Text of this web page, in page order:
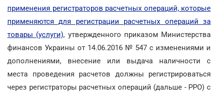
применения регистраторов расчетных операций, которые
применяются для регистрации расчетных операций за
товары (услуги), утвержденного приказом Министерства
финансов Украины от 14.06.2016 № 547 с изменениями и
дополнениями, внесение или выдача наличности с
места проведения расчетов должны регистрироваться
через регистраторы расчетных операций (дальше - РРО) с